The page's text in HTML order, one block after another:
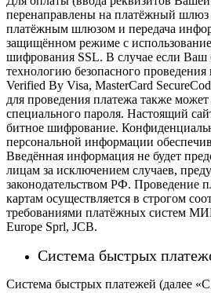
перенаправлены на платёжный
платёжным шлюзом и передача
защищённом режиме с
шифрования SSL. В случае если Ваш
технологию безопасного проведения
Verified By Visa, MasterCard
для проведения платежа также может
специального пароля. Настоящий
битное шифрование.
персональной информации
Введённая информация не будет
лицам за исключением случаев,
законодательством РФ. Проведение
картам осуществляется в строгом
требованиями платёжных систем
Europe Sprl, JCB.
Система быстрых
Система быстрых платежей (далее